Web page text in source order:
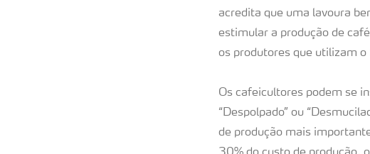
acredita que uma lavoura
estimular a produção de
os produtores que utilizam
Os cafeicultores podem se
“Despolpado” ou
de produção mais